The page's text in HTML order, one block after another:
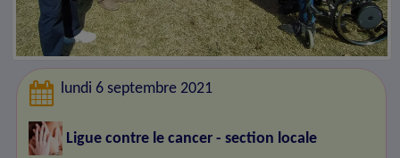
lundi 6 septembre 2021
Ligue contre le cancer - section locale